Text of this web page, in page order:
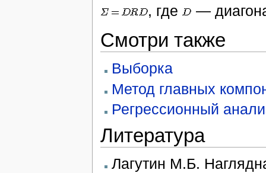
, где
—
Смотри также
Выборка
Метод главных
Регрессионный
Литература
Лагутин М.Б.